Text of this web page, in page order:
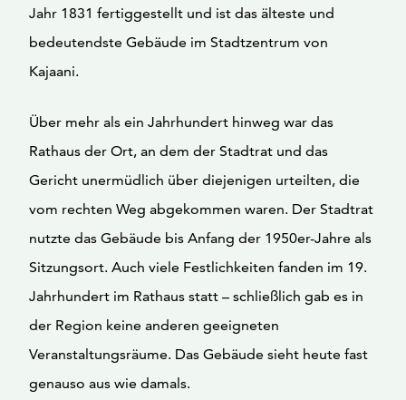
Jahr 1831 fertiggestellt und ist das älteste und
bedeutendste Gebäude im Stadtzentrum von
Kajaani.
Über mehr als ein Jahrhundert hinweg war das
Rathaus der Ort, an dem der Stadtrat und das
Gericht unermüdlich über diejenigen urteilten, die
vom rechten Weg abgekommen waren. Der Stadtrat
nutzte das Gebäude bis Anfang der 1950er-Jahre als
Sitzungsort. Auch viele Festlichkeiten fanden im 19.
Jahrhundert im Rathaus statt – schließlich gab es in
der Region keine anderen geeigneten
Veranstaltungsräume. Das Gebäude sieht heute fast
genauso aus wie damals.